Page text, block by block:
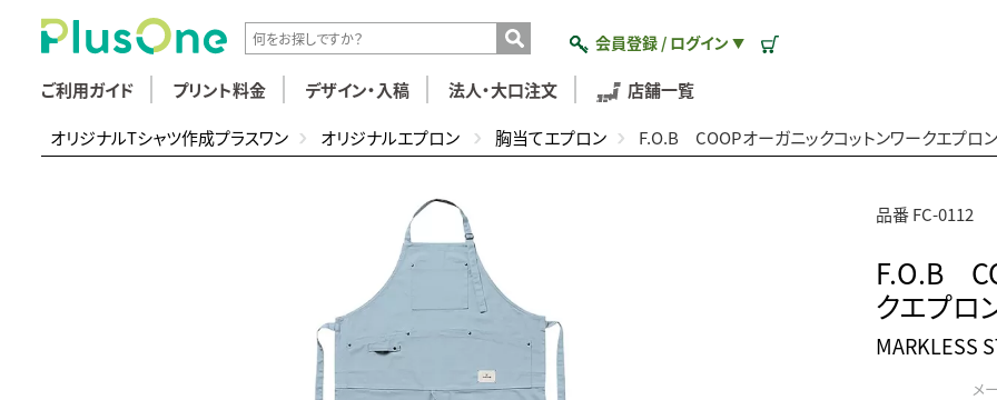
会員登録 / ログイン ▼
ご利用ガイド プリント料金 デザイン・入稿 法人・大口注文 店舗一覧
オリジナルTシャツ作成プラスワン オリジナルエプロン 胸当てエプロン F.O.B COOPオーガニックコットンワークエプロン
品番 FC-0112
F.O.B
クエプロ
MARKLESS
メ